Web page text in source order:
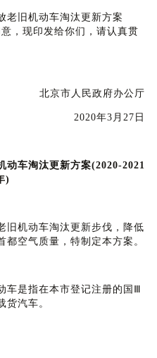
旧机动车淘汰更新方案
，现印发给你们，请认真贯
北京市人民政府办公厅
2020年3月27日
动车淘汰更新方案(2020-2021
)
机动车淘汰更新步伐，降低
空气质量，特制定本方案。
是指在本市登记注册的国Ⅲ
货汽车。